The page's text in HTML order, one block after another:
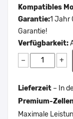
Kompatibles
Garantie:1 Jahr
Garantie!
Verfügbarkeit:
− +
Lieferzeit – In
Premium-
Maximale